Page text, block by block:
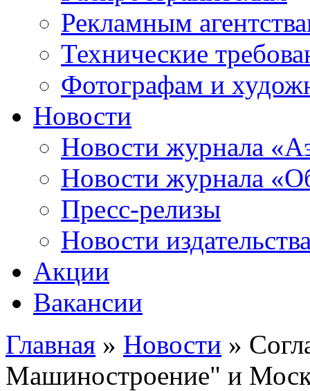
Рекламным
Технические
Фотографам и
Новости
Новости журнала
Новости журнала
Пресс-релизы
Новости
Акции
Вакансии
Вы здесь
Главная » Новости »
Машиностроение" и